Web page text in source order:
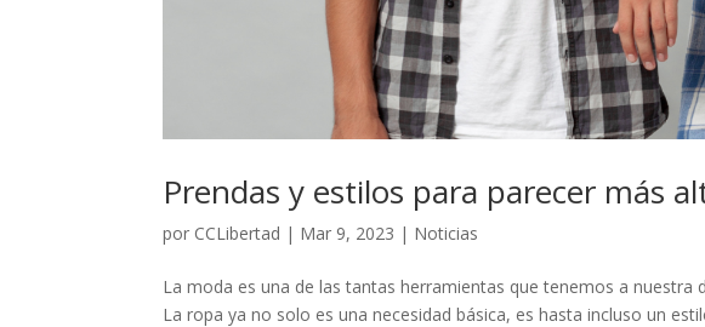
Prendas y estilos para parecer más
por CCLibertad | Mar 9, 2023 | Noticias
La moda es una de las tantas herramientas que tenemos a
La ropa ya no solo es una necesidad básica, es hasta incluso un